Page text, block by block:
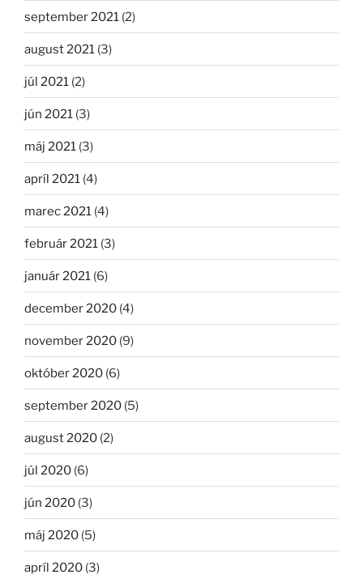
september 2021 (2)
august 2021 (3)
júl 2021 (2)
jún 2021 (3)
máj 2021 (3)
apríl 2021 (4)
marec 2021 (4)
február 2021 (3)
január 2021 (6)
december 2020 (4)
november 2020 (9)
október 2020 (6)
september 2020 (5)
august 2020 (2)
júl 2020 (6)
jún 2020 (3)
máj 2020 (5)
apríl 2020 (3)